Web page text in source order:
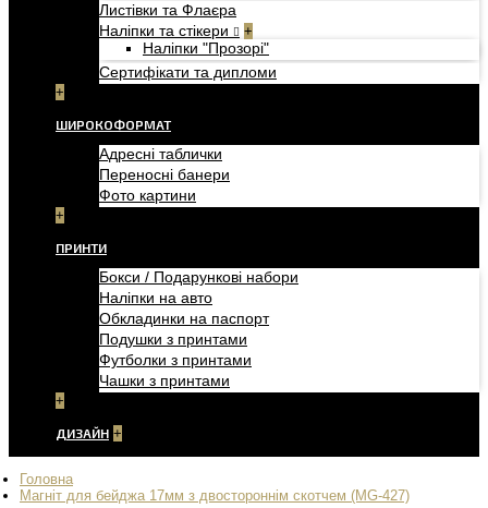
Листівки та Флаєра
Наліпки та стікери
+
Наліпки "Прозорі"
Сертифікати та дипломи
+
ШИРОКОФОРМАТ
Адресні таблички
Переносні банери
Фото картини
+
ПРИНТИ
Бокси / Подарункові набори
Наліпки на авто
Обкладинки на паспорт
Подушки з принтами
Футболки з принтами
Чашки з принтами
+
ДИЗАЙН +
Головна
Магніт для бейджа 17мм з двостороннім скотчем (MG-427)